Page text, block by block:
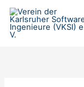
Zum
Inhalt
springen